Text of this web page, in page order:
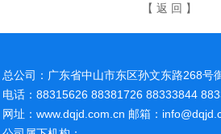
【 返 回 】
总公司：广东省中山市东区孙文东路268
电话：88315626 88381726 88333844
网址：www.dqjd.com.cn 邮箱：